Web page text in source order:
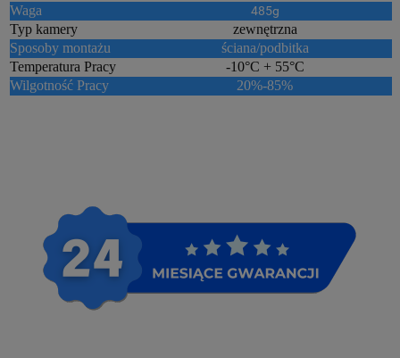
Waga
485g
Typ kamery
zewnętrzna
Sposoby montażu
ściana/podbitka
Temperatura Pracy
-10°C + 55°C
Wilgotność Pracy
20%-85%